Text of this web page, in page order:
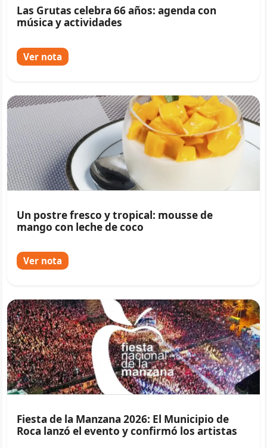
Las Grutas celebra 66 años: agenda con
música y actividades
Ver nota
Un postre fresco y tropical: mousse de
mango con leche de coco
Ver nota
Fiesta de la Manzana 2026: El Municipio de
Roca lanzó el evento y confirmó los artistas